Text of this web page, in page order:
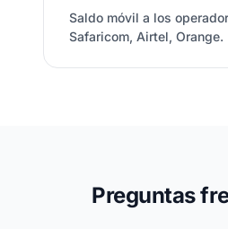
Saldo móvil a los
Safaricom, Airtel, Orange.
Preguntas